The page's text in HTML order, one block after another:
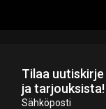
Tilaa
ja tarjouksista!
Sähköposti